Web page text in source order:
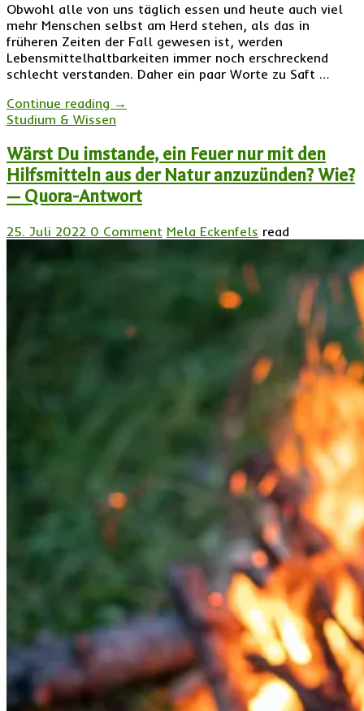
Obwohl alle von uns täglich essen und heute auch viel
mehr Menschen selbst am Herd stehen, als das in
früheren Zeiten der Fall gewesen ist, werden
Lebensmittelhaltbarkeiten immer noch erschreckend
schlecht verstanden. Daher ein paar Worte zu Saft …
Continue reading →
Studium & Wissen
Wärst Du imstande, ein Feuer nur mit den
Hilfsmitteln aus der Natur anzuzünden? Wie?
— Quora-Antwort
25. Juli 2022 0 Comment Mela Eckenfels read